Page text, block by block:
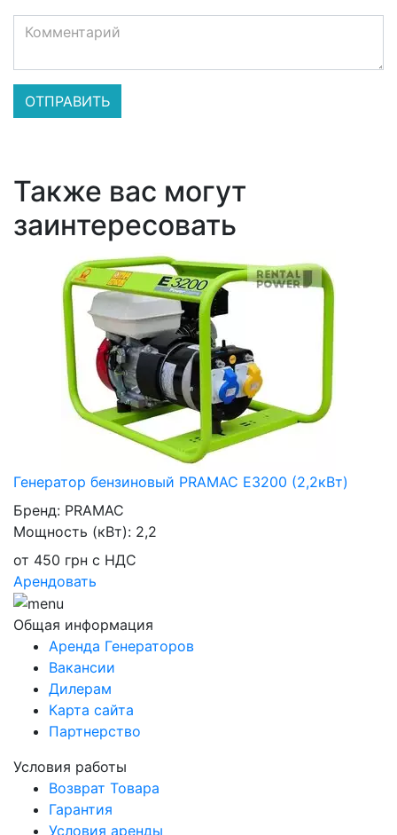
Также вас могут
заинтересовать
Генератор бензиновый PRAMAC E3200 (2,2кВт)
Бренд: PRAMAC
Мощность (кВт): 2,2
от 450 грн с НДС
Арендовать
Общая информация
Аренда Генераторов
Вакансии
Дилерам
Карта сайта
Партнерство
Условия работы
Возврат Товара
Гарантия
Условия аренды